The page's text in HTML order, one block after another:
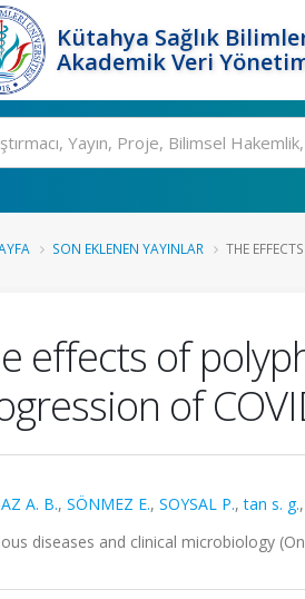
Kütahya Sağlık
Akademik Veri
SON EKLENEN YAYINLAR THE
effects of
of
A. B., SÖNMEZ E., SOYSAL P.,tan s. g.,
diseases and clinical microbiology